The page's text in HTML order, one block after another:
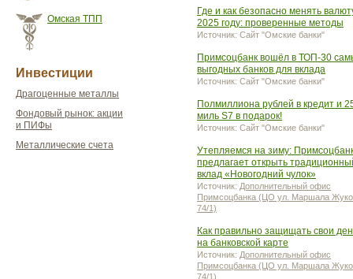
Омская ТПП
Инвестиции
Драгоценные металлы
Фондовый рынок: акции
и ПИФы
Металлические счета
Где и как безопасно менять
2025 году: проверенные методы
Источник: Сайт "Омские банки"
Примсоцбанк вошёл в ТОП-30
выгодных банков для вклада
Источник: Сайт "Омские банки"
Полмиллиона рублей в кредит и
миль S7 в подарок!
Источник: Сайт "Омские банки"
Утепляемся на зиму:
предлагает открыть
вклад «Новогодний чулок»
Источник: Дополнительный офис
Примсоцбанка (ЦО ул. Маршала
74/1)
Как правильно защищать свои
на банковской карте
Источник: Дополнительный офис
Примсоцбанка (ЦО ул. Маршала
74/1)